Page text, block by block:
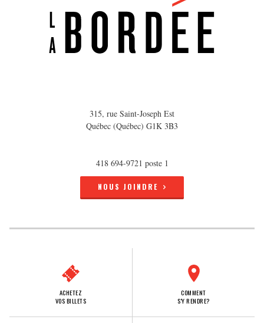
315, rue Saint-Joseph Est
Québec (Québec) G1K 3B3
418 694-9721 poste 1
NOUS JOINDRE
ACHETEZ
VOS BILLETS
COMMENT
S'Y RENDRE?